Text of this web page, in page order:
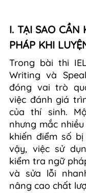
I. TẠI SAO CẦN
PHÁP KHI
Trong bài thi
Writing và
đóng vai trò
việc đánh giá
của thí sinh.
nhưng mắc
khiến điểm số
vậy, việc sử
kiểm tra ngữ
và sửa lỗi
nâng cao chất